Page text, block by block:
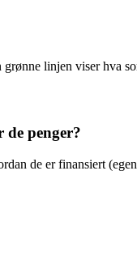
linjen viser hva
de penger?
de er finansiert